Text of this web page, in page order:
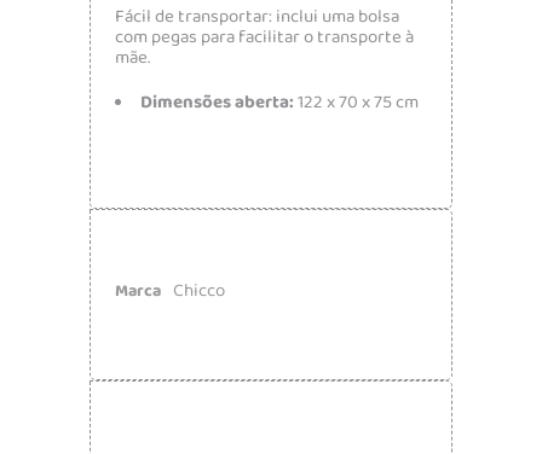
Fácil de transportar: inclui uma bolsa
com pegas para facilitar o transporte à
mãe.
Dimensões aberta:122 x 70 x 75 cm
Marca Chicco